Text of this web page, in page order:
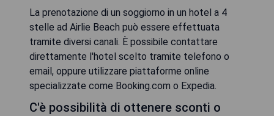
La prenotazione di un soggiorno in un hotel a 4
stelle ad Airlie Beach può essere effettuata
tramite diversi canali. È possibile contattare
direttamente l'hotel scelto tramite telefono o
email, oppure utilizzare piattaforme online
specializzate come Booking.com o Expedia.
C'è possibilità di ottenere sconti o